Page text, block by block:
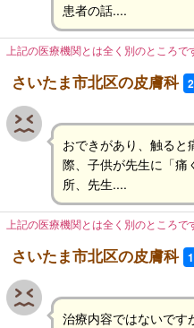
患者の話....
上記の医療機関とは全く別のところで
さいたま市北区の皮膚科
おできがあり、触ると
際、子供が先生に「痛
所、先生....
上記の医療機関とは全く別のところで
さいたま市北区の皮膚科
治療内容ではないです